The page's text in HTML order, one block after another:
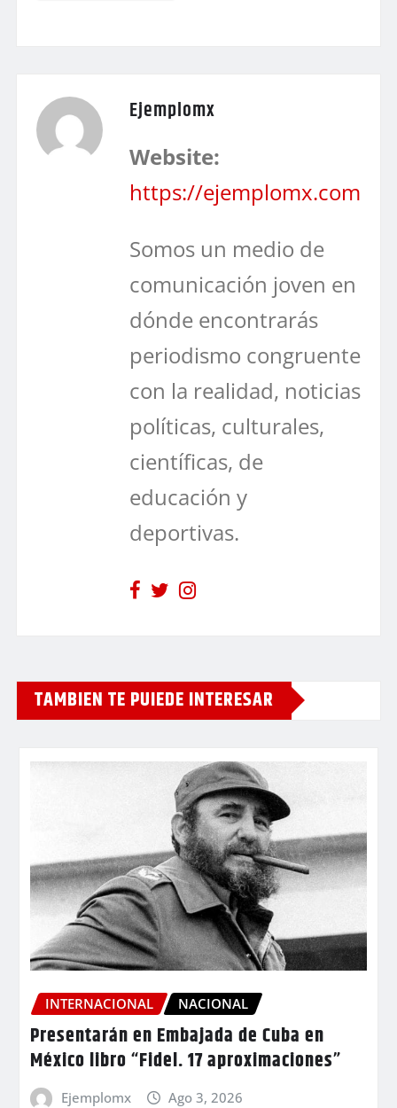
Ejemplomx
Website:
https://ejemplomx.com
Somos un medio de
comunicación joven en
dónde encontrarás
periodismo congruente
con la realidad, noticias
políticas, culturales,
científicas, de
educación y
deportivas.
TAMBIEN TE PUIEDE INTERESAR
INTERNACIONAL NACIONAL
Presentarán en Embajada de Cuba en
México libro “Fidel. 17 aproximaciones”
Ejemplomx Ago 3, 2026